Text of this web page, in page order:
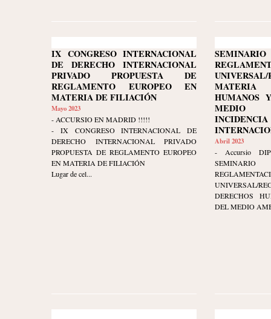
IX CONGRESO INTERNACIONAL
DE DERECHO INTERNACIONAL
PRIVADO PROPUESTA DE
REGLAMENTO EUROPEO EN
MATERIA DE FILIACIÓN
Mayo 2023
- ACCURSIO EN MADRID !!!!!
- IX CONGRESO INTERNACIONAL DE
DERECHO INTERNACIONAL PRIVADO
PROPUESTA DE REGLAMENTO EUROPEO
EN MATERIA DE FILIACIÓN
Lugar de cel...
HUMANOS
MEDIO
Abril 2023
- Accursio
UNIVERSAL/
DERECHOS
DEL MEDIO